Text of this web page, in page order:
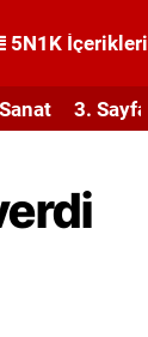
5N1K İçerikleri
3. Sayfa